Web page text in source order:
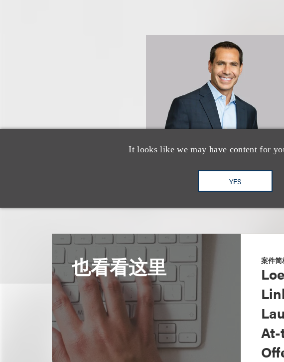
It looks like we may have content for
YES
也看看这里 案件简